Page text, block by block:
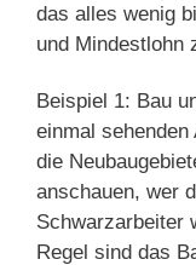
das alles wenig
und Mindestlohn
Beispiel 1: Bau
einmal
die
anschauen, wer
Schwarzarbeiter
Regel sind das